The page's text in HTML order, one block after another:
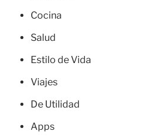
Cocina
Salud
Estilo de Vida
Viajes
De Utilidad
Apps